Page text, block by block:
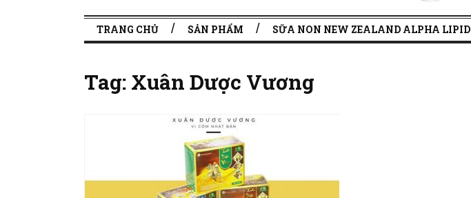
TRANG CHỦ SẢN PHẨM SỮA NON NEW ZEALAND ALPHA LIPID
Tag: Xuân Dược Vương